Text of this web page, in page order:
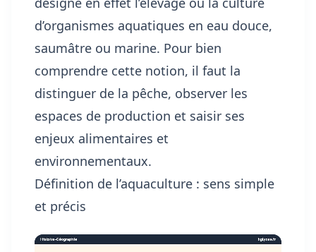
d’organismes aquatiques en eau douce,
saumâtre ou marine. Pour bien
comprendre cette notion, il faut la
distinguer de la pêche, observer les
espaces de production et saisir ses
enjeux alimentaires et
environnementaux.
Définition de l’aquaculture : sens simple
et précis